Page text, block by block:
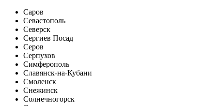
Саров
Севастополь
Северск
Сергиев Посад
Серов
Серпухов
Симферополь
Славянск-на-Кубани
Смоленск
Снежинск
Солнечногорск